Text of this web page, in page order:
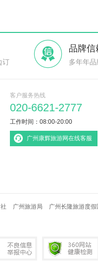
订
品牌信
多年年
客户服务热线
020-6621-2777
工作时间：08:00-20:00
广州康辉旅游网在线客服
广州旅游局 广州长隆旅游度假